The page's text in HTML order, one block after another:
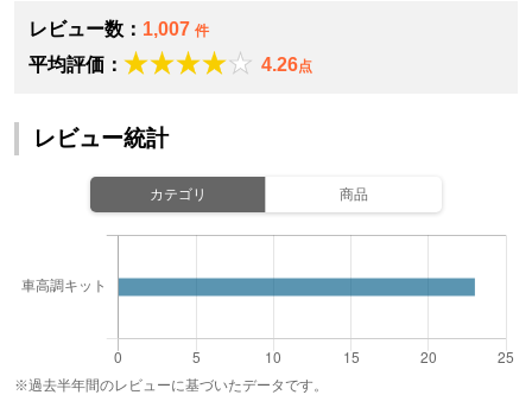
レビュー数： 1,007 件
平均評価： 4.26点
レビュー統計
カテゴリ 商品
※過去半年間のレビューに基づいたデータです。